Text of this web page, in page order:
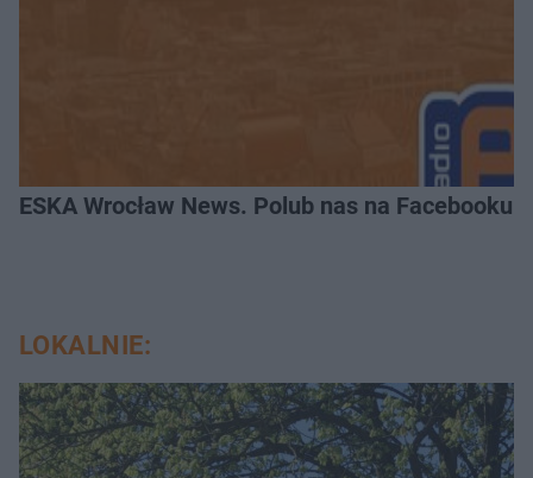
ESKA Wrocław News. Polub nas na Facebooku!
LOKALNIE: